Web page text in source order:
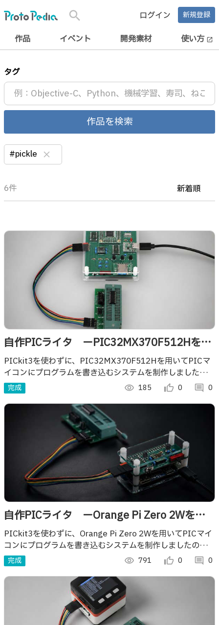
search ログイン 新規登録
作品 イベント 開発素材 使い方 open_in_new
タグ
作品を検索
#pickle clear
6件 新着順
自作PICライタ ーPIC32MX370F512Hを用
いてPICマイコンに書き込むー
PICkit3を使わずに、PIC32MX370F512Hを用いてPICマ
イコンにプログラムを書き込むシステムを制作しましたので
ご紹介します。
完成 visibility 185 thumb_up_alt 0 comment 0
自作PICライタ ーOrange Pi Zero 2Wを用
いてPICマイコンに書き込むー
PICkit3を使わずに、Orange Pi Zero 2Wを用いてPICマイ
コンにプログラムを書き込むシステムを制作しましたのでご
紹介します。
完成 visibility 791 thumb_up_alt 0 comment 0